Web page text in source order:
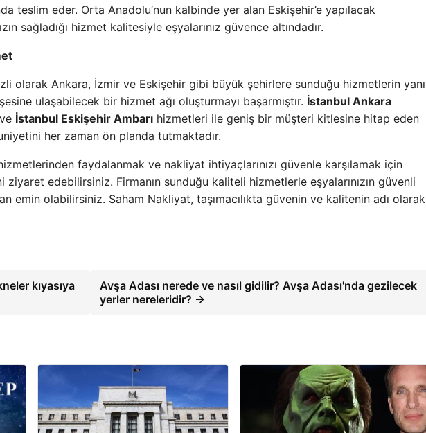
teslim eder. Orta Anadolu’nun kalbinde yer alan Eskişehir’e yapılacak
sağladığı hizmet kalitesiyle eşyalarınız güvence altındadır.
olarak Ankara, İzmir ve Eskişehir gibi büyük şehirlere sunduğu hizmetlerin yanı
ulaşabilecek bir hizmet ağı oluşturmayı başarmıştır. İstanbul Ankara
ve İstanbul Eskişehir Ambarı hizmetleri ile geniş bir müşteri kitlesine hitap eden
her zaman ön planda tutmaktadır.
faydalanmak ve nakliyat ihtiyaçlarınızı güvenle karşılamak için
ziyaret edebilirsiniz. Firmanın sunduğu kaliteli hizmetlerle eşyalarınızın güvenli
emin olabilirsiniz. Saham Nakliyat, taşımacılıkta güvenin ve kalitenin adı olarak
kıyasıya
Avşa Adası nerede ve nasıl gidilir? Avşa Adası'nda gezilecek
yerler nereleridir? →